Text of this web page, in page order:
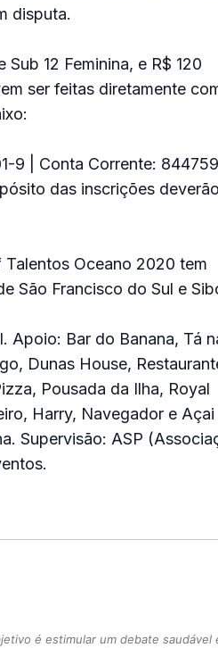
disputa.
12 Feminina, e R$ 120
ser feitas diretamente
9 | Conta Corrente:
das inscrições
Oceano 2020 tem
São Francisco do Sul e
Apoio: Bar do Banana, Tá
Dunas House,
Pousada da Ilha, Royal
Harry, Navegador e
Supervisão: ASP
é estimular um debate